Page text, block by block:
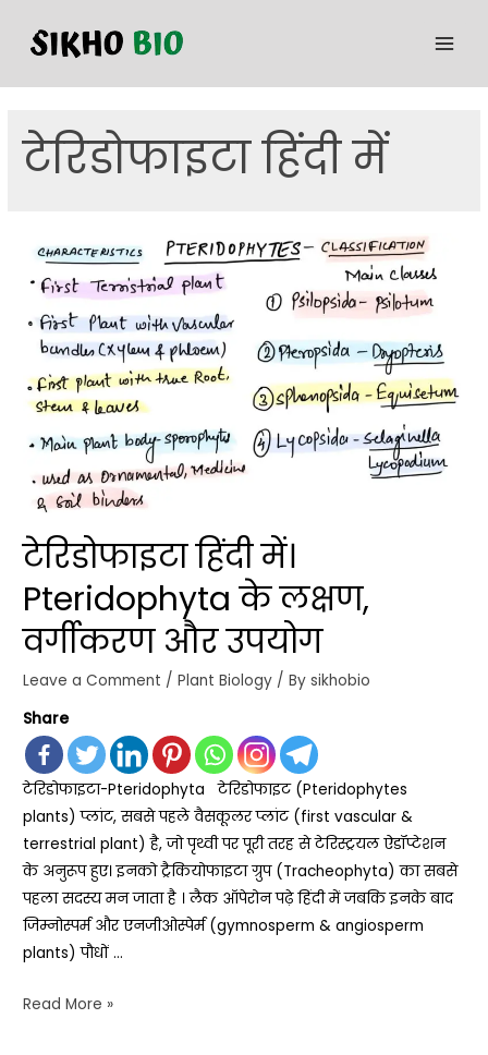
टेरिडोफाइटा हिंदी में
टेरिडोफाइटा हिंदी में।
Pteridophyta के लक्षण,
वर्गीकरण और उपयोग
Leave a Comment /Plant Biology / Bysikhobio
Share
टेरिडोफाइटा-Pteridophyta टेरिडोफाइट (Pteridophytes
plants) प्लांट, सबसे पहले वैसकूलर प्लांट (first vascular &
terrestrial plant) है, जो पृथ्वी पर पूरी तरह से टेरिस्ट्रयल ऐडॉप्टेशन
के अनुरूप हुए। इनको ट्रैकियोफाइटा ग्रुप (Tracheophyta) का सबसे
पहला सदस्य मन जाता है । लैक ऑपेरोन पढ़े हिंदी में जबकि इनके बाद
जिम्नोस्पर्म और एनजीओस्पेर्म (gymnosperm & angiosperm
plants) पौधों …
Read More »